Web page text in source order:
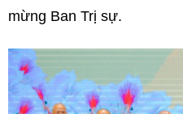
mừng Ban Trị sự.